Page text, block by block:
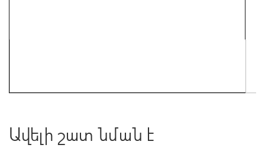
Ավելի շատ նման է